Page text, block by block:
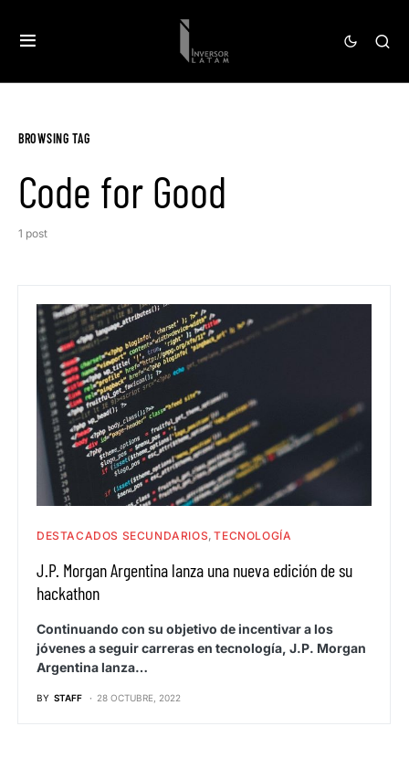
BROWSING TAG
Code for Good
1 post
DESTACADOS SECUNDARIOS TECNOLOGÍA
J.P. Morgan Argentina lanza una nueva edición de su
hackathon
Continuando con su objetivo de incentivar a los
jóvenes a seguir carreras en tecnología, J.P. Morgan
Argentina lanza…
BY STAFF 28 OCTUBRE, 2022